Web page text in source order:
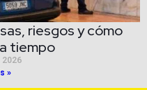
riesgos y cómo
tiempo
2026
»